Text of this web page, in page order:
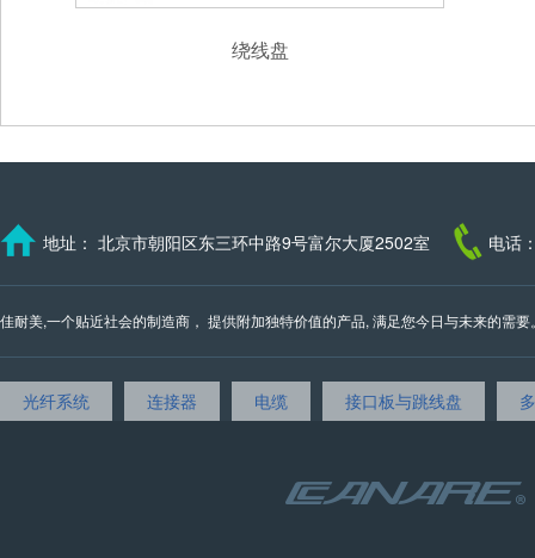
绕线盘
地址： 北京市朝阳区东三环中路9号富尔大厦2502室 电话
佳耐美,一个贴近社会的制造商， 提供附加独特价值的产品, 满足您今日与未来的需
光纤系统 连接器 电缆 接口板与跳线盘